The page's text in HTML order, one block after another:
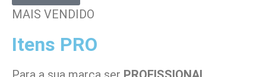
MAIS VENDIDO
Itens PRO